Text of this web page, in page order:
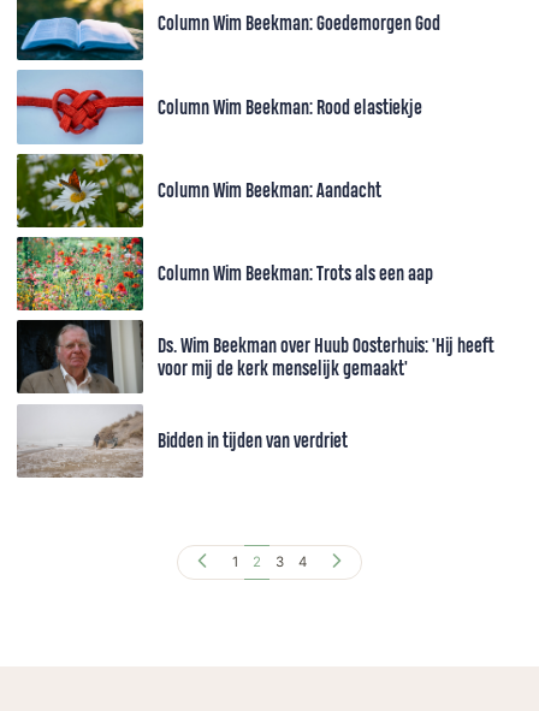
Column Wim Beekman: Goedemorgen God
Column Wim Beekman: Rood elastiekje
Column Wim Beekman: Aandacht
Column Wim Beekman: Trots als een aap
Ds. Wim Beekman over Huub Oosterhuis: 'Hij heeft
voor mij de kerk menselijk gemaakt'
Bidden in tijden van verdriet
1 2 3 4